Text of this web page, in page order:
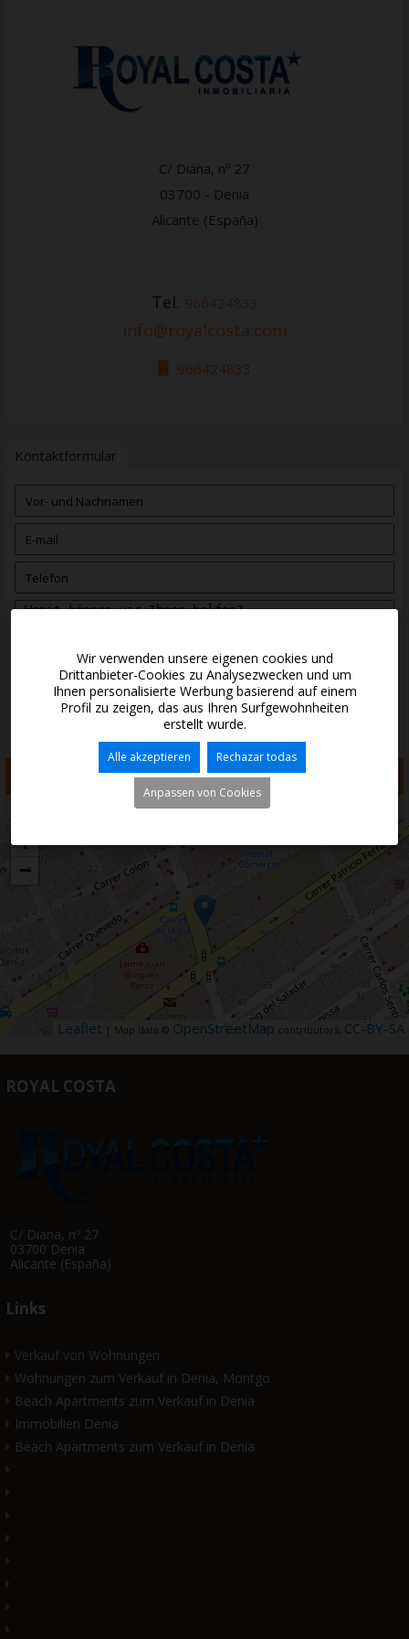
C/ Diana, nº 27
03700 - Denia
Alicante (España)
Tel. 966424833
info@royalcosta.com
966424833
Kontaktformular
Impressumund Datenschutz
Ich akzeptiere werbung
Senden
+
−
Leaflet | Map data © OpenStreetMap contributors, CC-BY-SA
ROYAL COSTA
C/ Diana, nº 27
03700 Denia
Alicante (España)
Links
Verkauf von Wohnungen
Wohnungen zum Verkauf in Denia, Montgo
Beach Apartments zum Verkauf in Denia
Immobilien Denia
Beach Apartments zum Verkauf in Denia
Wir verwenden unsere eigenen cookies und
Drittanbieter-Cookies zu Analysezwecken und um
Ihnen personalisierte Werbung basierend auf einem
Profil zu zeigen, das aus Ihren Surfgewohnheiten
erstellt wurde.
Alle akzeptieren Rechazar todas
Anpassen von Cookies